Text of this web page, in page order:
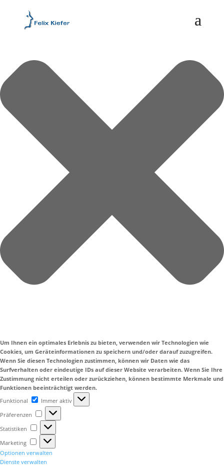
Um Ihnen ein optimales Erlebnis zu bieten, verwenden wir Technologien wie
Cookies, um Geräteinformationen zu speichern und/oder darauf zuzugreifen.
Wenn Sie diesen Technologien zustimmen, können wir Daten wie das
Surfverhalten oder eindeutige IDs auf dieser Website verarbeiten. Wenn Sie Ihre
Zustimmung nicht erteilen oder zurückziehen, können bestimmte Merkmale und
Funktionen beeinträchtigt werden.
Funktional
Immer aktiv
Präferenzen
Präferenzen
Statistiken
Statistiken
Marketing
Marketing
Optionen verwalten
Dienste verwalten